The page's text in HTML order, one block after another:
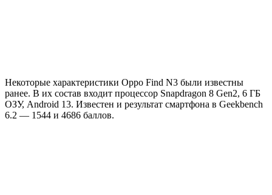
Некоторые характеристики Oppo Find N3 были известны
ранее. В их состав входит процессор Snapdragon 8 Gen2, 6 ГБ
ОЗУ, Android 13. Известен и результат смартфона в Geekbench
6.2 — 1544 и 4686 баллов.